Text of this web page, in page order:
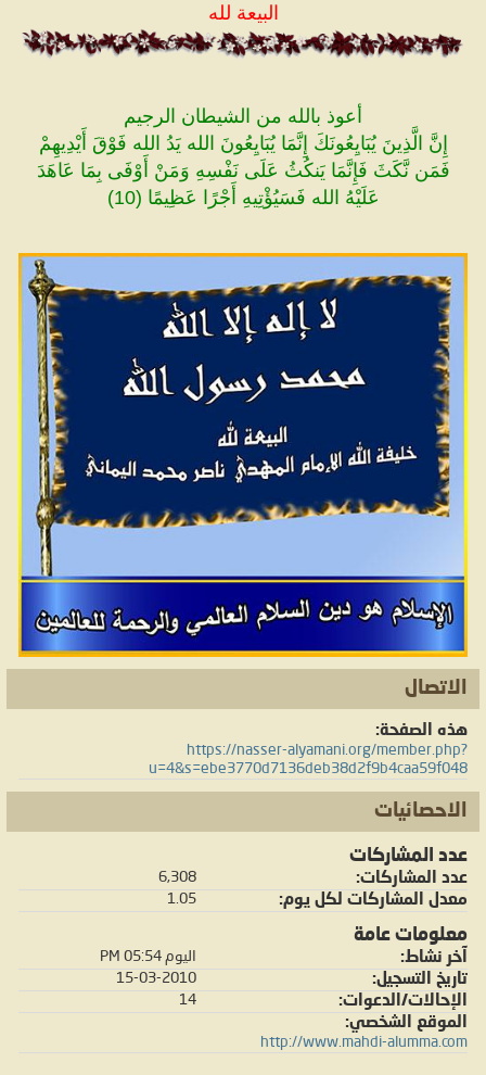
البيعة لله
أعوذ بالله من الشيطان الرجيم
إِنَّ الَّذِينَ يُبَايِعُونَكَ إِنَّمَا يُبَايِعُونَ الله يَدُ الله فَوْقَ أَيْدِيهِمْ
فَمَن نَّكَثَ فَإِنَّمَا يَنكُثُ عَلَى نَفْسِهِ وَمَنْ أَوْفَى بِمَا عَاهَدَ
عَلَيْهُ الله فَسَيُؤْتِيهِ أَجْرًا عَظِيمًا (10)
الاتصال
هذه الصفحة
https://nasser-alyamani.org/member.php?
u=4&s=ebe3770d7136deb38d2f9b4caa59f048
الاحصائيات
عدد المشاركات
عدد المشاركات 6,308
معدل المشاركات لكل يوم 1.05
معلومات عامة
آخر نشاط اليوم 05:54 PM
تاريخ التسجيل 15-03-2010
الإحالات/الدعوات 14
الموقع الشخصي
http://www.mahdi-alumma.com